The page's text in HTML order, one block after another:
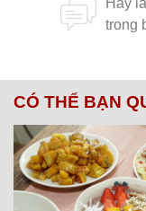
CÓ THỂ BẠN